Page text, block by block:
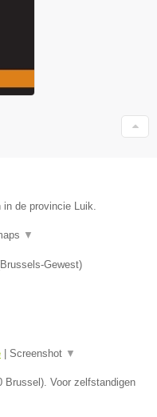
de provincie Luik.
▼
Brussels-Gewest)
| Screenshot ▼
Voor zelfstandigen